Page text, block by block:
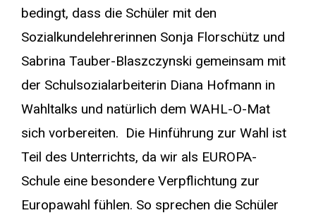
bedingt, dass die Schüler mit den
Sozialkundelehrerinnen Sonja Florschütz und
Sabrina Tauber-Blaszczynski gemeinsam mit
der Schulsozialarbeiterin Diana Hofmann in
Wahltalks und natürlich dem WAHL-O-Mat
sich vorbereiten. Die Hinführung zur Wahl ist
Teil des Unterrichts, da wir als EUROPA-
Schule eine besondere Verpflichtung zur
Europawahl fühlen. So sprechen die Schüler